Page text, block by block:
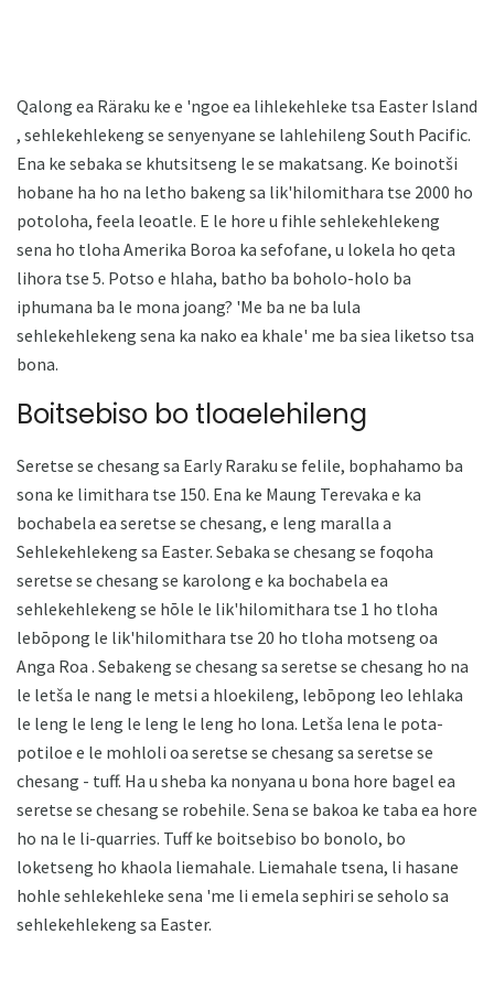
Qalong ea Räraku ke e 'ngoe ea lihlekehleke tsa Easter Island
, sehlekehlekeng se senyenyane se lahlehileng South Pacific.
Ena ke sebaka se khutsitseng le se makatsang. Ke boinotši
hobane ha ho na letho bakeng sa lik'hilomithara tse 2000 ho
potoloha, feela leoatle. E le hore u fihle sehlekehlekeng
sena ho tloha Amerika Boroa ka sefofane, u lokela ho qeta
lihora tse 5. Potso e hlaha, batho ba boholo-holo ba
iphumana ba le mona joang? 'Me ba ne ba lula
sehlekehlekeng sena ka nako ea khale' me ba siea liketso tsa
bona.
Boitsebiso bo tloaelehileng
Seretse se chesang sa Early Raraku se felile, bophahamo ba
sona ke limithara tse 150. Ena ke Maung Terevaka e ka
bochabela ea seretse se chesang, e leng maralla a
Sehlekehlekeng sa Easter. Sebaka se chesang se foqoha
seretse se chesang se karolong e ka bochabela ea
sehlekehlekeng se hōle le lik'hilomithara tse 1 ho tloha
lebōpong le lik'hilomithara tse 20 ho tloha motseng oa
Anga Roa . Sebakeng se chesang sa seretse se chesang ho na
le letša le nang le metsi a hloekileng, lebōpong leo lehlaka
le leng le leng le leng le leng ho lona. Letša lena le pota-
potiloe e le mohloli oa seretse se chesang sa seretse se
chesang - tuff. Ha u sheba ka nonyana u bona hore bagel ea
seretse se chesang se robehile. Sena se bakoa ke taba ea hore
ho na le li-quarries. Tuff ke boitsebiso bo bonolo, bo
loketseng ho khaola liemahale. Liemahale tsena, li hasane
hohle sehlekehleke sena 'me li emela sephiri se seholo sa
sehlekehlekeng sa Easter.